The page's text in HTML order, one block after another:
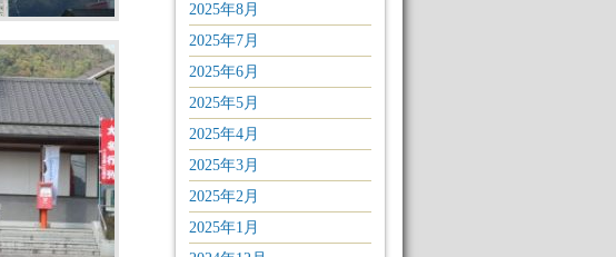
2025年8月
2025年7月
2025年6月
2025年5月
2025年4月
2025年3月
2025年2月
2025年1月